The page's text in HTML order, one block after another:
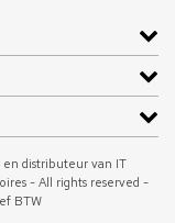
distributeur van IT
- All rights reserved -
BTW